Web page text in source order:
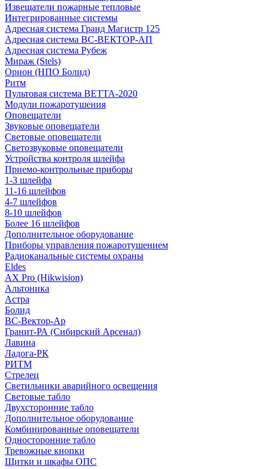
Извещатели пожарные тепловые
Интегрированные системы
Адресная система Гранд Магистр 125
Адресная система ВС-ВЕКТОР-АП
Адресная система Рубеж
Мираж (Stels)
Орион (НПО Болид)
Ритм
Пультовая система ВЕТТА-2020
Модули пожаротушения
Оповещатели
Звуковые оповещатели
Световые оповещатели
Светозвуковые оповещатели
Устройства контроля шлейфа
Приемо-контрольные приборы
1-3 шлейфа
11-16 шлейфов
4-7 шлейфов
8-10 шлейфов
Более 16 шлейфов
Дополнительное оборудование
Приборы управления пожаротушением
Радиоканальные системы охраны
Eldes
AX Pro (Hikwision)
Альтоника
Астра
Болид
ВС-Вектор-Ар
Гранит-РА (Сибирский Арсенал)
Лавина
Ладога-РК
РИТМ
Стрелец
Светильники аварийного освещения
Световые табло
Двухсторонние табло
Дополнительное оборудование
Комбинированные оповещатели
Односторонние табло
Тревожные кнопки
Щитки и шкафы ОПС